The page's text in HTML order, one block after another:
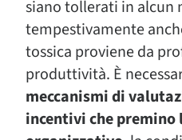
siano tollerati in alcun
tempestivamente
tossica proviene da
produttività. È
meccanismi di
incentivi che premino